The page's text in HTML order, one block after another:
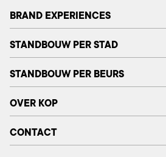
BRAND EXPERIENCES
STANDBOUW PER STAD
STANDBOUW PER BEURS
OVER KOP
CONTACT